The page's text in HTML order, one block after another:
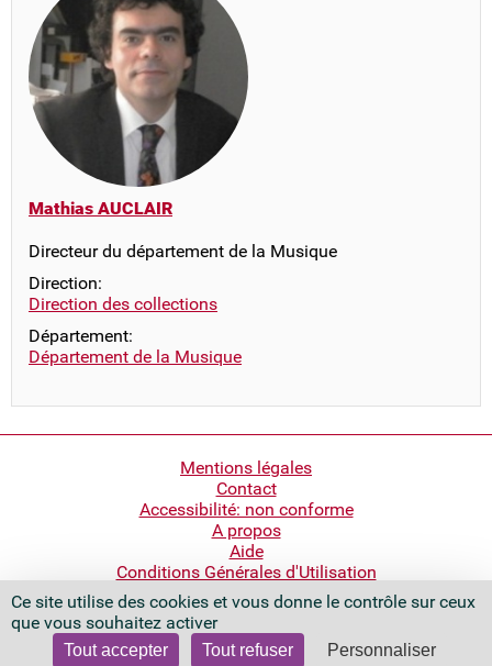
Ce site utilise des cookies et vous donne le contrôle sur ceux
que vous souhaitez activer
Tout accepter Tout refuser Personnaliser
Mathias AUCLAIR
Directeur du département de la Musique
Direction:
Direction des collections
Département:
Département de la Musique
Mentions légales
Contact
Accessibilité: non conforme
A propos
Aide
Conditions Générales d'Utilisation
Bibliothèque nationale de France
Quai François Mauriac
75706 Paris Cedex 13 - France